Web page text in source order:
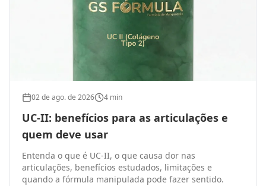
02 de ago. de 2026 4 min
UC-II: benefícios para as articulações e
quem deve usar
Entenda o que é UC-II, o que causa dor nas
articulações, benefícios estudados, limitações e
quando a fórmula manipulada pode fazer sentido.